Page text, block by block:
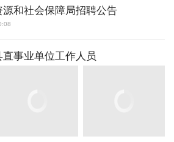
和社会保障局招聘公告
事业单位工作人员